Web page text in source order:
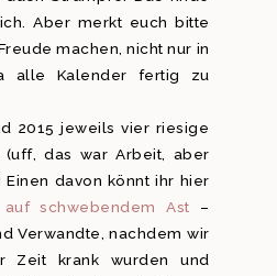
Aber merkt euch bitte
machen, nicht nur in
alle Kalender fertig zu
2015 jeweils vier riesige
(uff, das war Arbeit, aber
Einen davon könnt ihr hier
auf schwebendem Ast –
Verwandte, nachdem wir
Zeit krank wurden und